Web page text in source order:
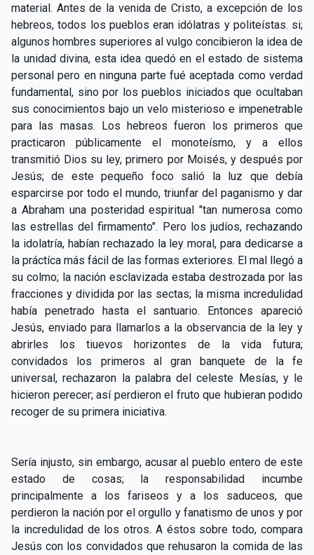
material. Antes de la venida de Cristo, a excepción de los
hebreos, todos los pueblos eran idólatras y politeístas. si;
algunos hombres superiores al vulgo concibieron la idea de
la unidad divina, esta idea quedó en el estado de sistema
personal pero en ninguna parte fué aceptada como verdad
fundamental, sino por los pueblos iniciados que ocultaban
sus conocimientos bajo un velo misterioso e impenetrable
para las masas. Los hebreos fueron los primeros que
practicaron públicamente el monoteísmo, y a ellos
transmitió Dios su ley, primero por Moisés, y después por
Jesús; de este pequeño foco salió la luz que debía
esparcirse por todo el mundo, triunfar del paganismo y dar
a Abraham una posteridad espiritual "tan numerosa como
las estrellas del firmamento". Pero los judíos, rechazando
la idolatría, habían rechazado la ley moral, para dedicarse a
la práctíca más fácil de las formas exteriores. El mal llegó a
su colmo; la nación esclavizada estaba destrozada por las
fracciones y dividida por las sectas; la misma incredulidad
había penetrado hasta el santuario. Entonces apareció
Jesús, enviado para llamarlos a la observancia de la ley y
abrirles los tiuevos horizontes de la vida futura;
convidados los primeros al gran banquete de la fe
universal, rechazaron la palabra del celeste Mesías, y le
hicieron perecer; así perdieron el fruto que hubieran podido
recoger de su primera iniciativa.
Sería injusto, sin embargo, acusar al pueblo entero de este
estado de cosas; la responsabilidad incumbe
principalmente a los fariseos y a los saduceos, que
perdieron la nación por el orgullo y fanatismo de unos y por
la incredulidad de los otros. A éstos sobre todo, compara
Jesús con los convidados que rehusaron la comida de las